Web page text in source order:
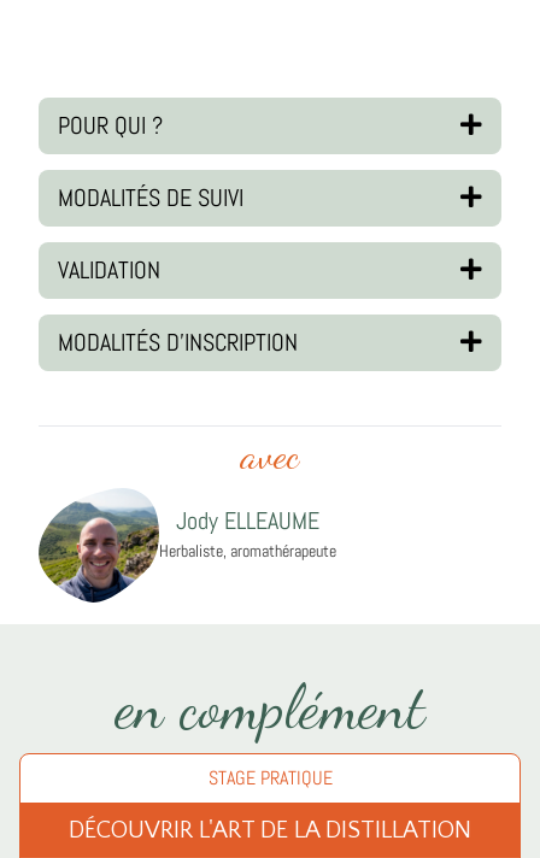
POUR QUI ?
MODALITÉS DE SUIVI
VALIDATION
MODALITÉS D'INSCRIPTION
avec
Jody ELLEAUME
Herbaliste, aromathérapeute
en complément
STAGE PRATIQUE
DÉCOUVRIR L'ART DE LA DISTILLATION